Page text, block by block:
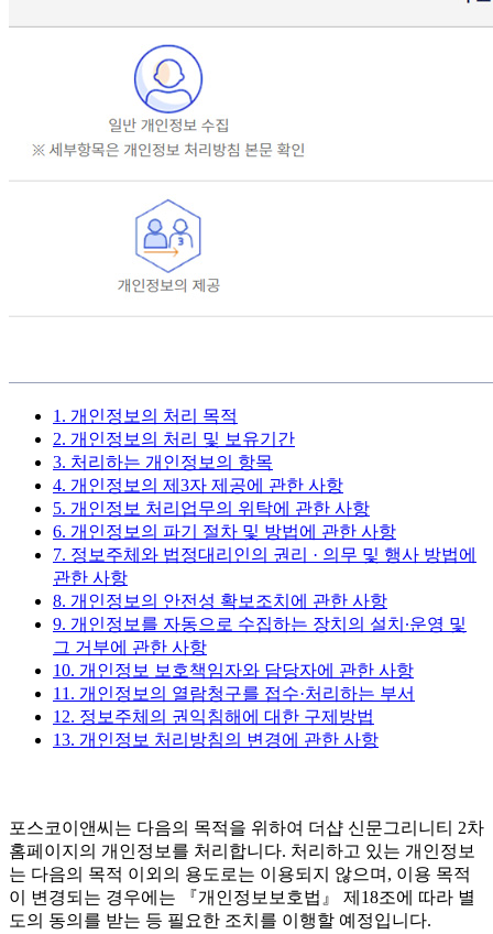
1. 개인정보의 처리 목적
2. 개인정보의 처리 및 보유기간
3. 처리하는 개인정보의 항목
4. 개인정보의 제3자 제공에 관한 사항
5. 개인정보 처리업무의 위탁에 관한 사항
6. 개인정보의 파기 절차 및 방법에 관한 사항
7. 정보주체와 법정대리인의 권리 · 의무 및 행사 방법에
관한 사항
8. 개인정보의 안전성 확보조치에 관한 사항
9. 개인정보를 자동으로 수집하는 장치의 설치∙운영 및
그 거부에 관한 사항
10. 개인정보 보호책임자와 담당자에 관한 사항
11. 개인정보의 열람청구를 접수·처리하는 부서
12. 정보주체의 권익침해에 대한 구제방법
13. 개인정보 처리방침의 변경에 관한 사항
포스코이앤씨는 다음의 목적을 위하여 더샵 신문그리니티 2차
홈페이지의 개인정보를 처리합니다. 처리하고 있는 개인정보
는 다음의 목적 이외의 용도로는 이용되지 않으며, 이용 목적
이 변경되는 경우에는 『개인정보보호법』 제18조에 따라 별
도의 동의를 받는 등 필요한 조치를 이행할 예정입니다.